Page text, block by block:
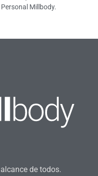
Millbody.
de todos.